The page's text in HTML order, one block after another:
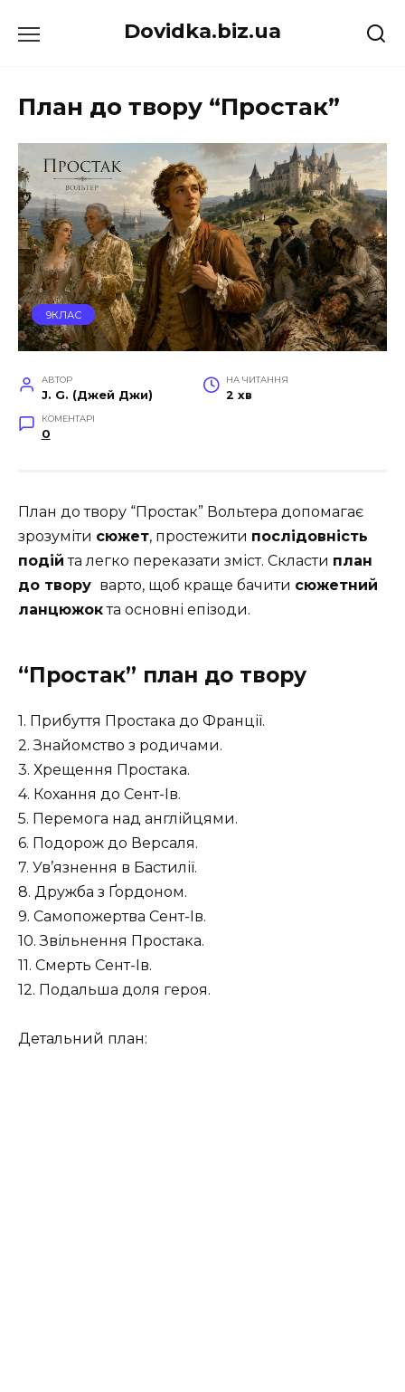
до
Dovidka.biz.ua
План до твору “Простак”
9КЛАС
АВТОР
J. G. (Джей Джи)
НА ЧИТАННЯ
2 хв
КОМЕНТАРІ
0
План до твору “Простак” Вольтера допомагає
зрозуміти сюжет, простежити послідовність
подій та легко переказати зміст. Скласти план
до твору варто, щоб краще бачити сюжетний
ланцюжокта основні епізоди.
“Простак” план до твору
1. Прибуття Простака до Франції.
2. Знайомство з родичами.
3. Хрещення Простака.
4. Кохання до Сент-Ів.
5. Перемога над англійцями.
6. Подорож до Версаля.
7. Ув’язнення в Бастилії.
8. Дружба з Ґордоном.
9. Самопожертва Сент-Ів.
10. Звільнення Простака.
11. Смерть Сент-Ів.
12. Подальша доля героя.
Детальний план: